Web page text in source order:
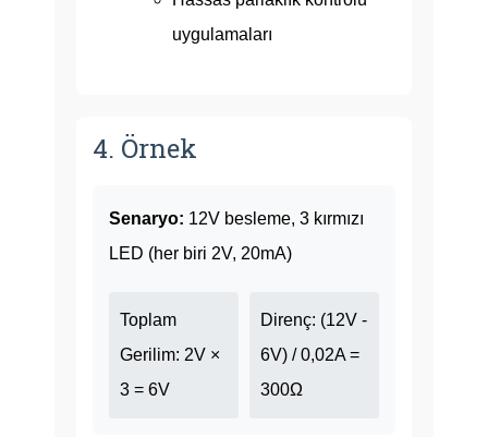
uygulamaları
4. Örnek
Senaryo: 12V besleme, 3 kırmızı
LED (her biri 2V, 20mA)
Toplam
Gerilim: 2V ×
3 = 6V
Direnç: (12V -
6V) / 0,02A =
300Ω